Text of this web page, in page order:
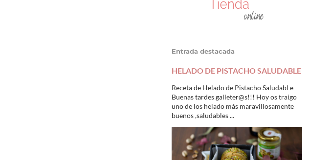
Entrada destacada
HELADO DE PISTACHO SALUDABLE
Receta de Helado de Pistacho Saludabl e
Buenas tardes galleter@s!!! Hoy os traigo
uno de los helado más maravillosamente
buenos ,saludables ...